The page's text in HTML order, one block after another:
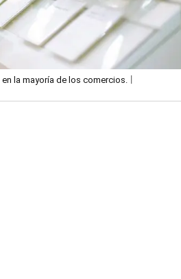
la mayoría de los comercios.